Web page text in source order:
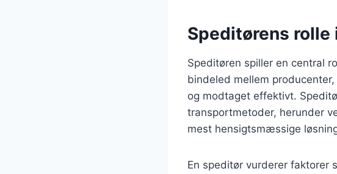
Speditørens
Speditøren spiller en central
bindeled mellem
og modtaget effektivt.
transportmetoder, herunder
mest hensigtsmæssige
En speditør vurderer faktorer